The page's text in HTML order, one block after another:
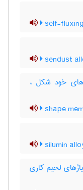
self-
sendust
خود شکل ،
shape
silumin
لحیم کاری